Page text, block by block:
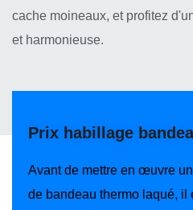
cache moineaux, et profitez
et harmonieuse.
Prix habillage
Avant de mettre en œuvre
de bandeau thermo laqué, il